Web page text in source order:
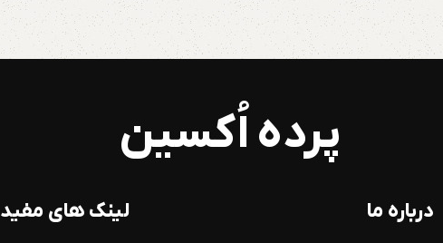
پرده اُکسین
درباره ما لینک های مفید